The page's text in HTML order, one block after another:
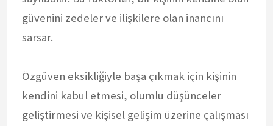
güvenini zedeler ve ilişkilere olan inancını
sarsar.
Özgüven eksikliğiyle başa çıkmak için kişinin
kendini kabul etmesi, olumlu düşünceler
geliştirmesi ve kişisel gelişim üzerine çalışması